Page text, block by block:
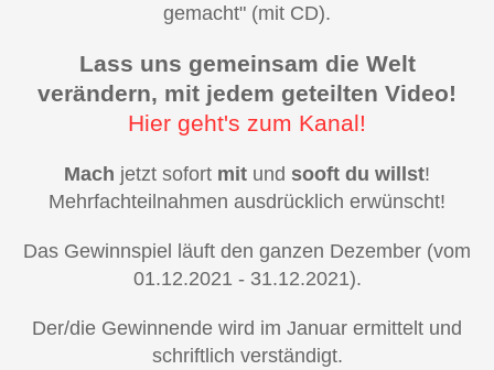
gemacht" (mit CD).
Lass uns gemeinsam die Welt
verändern, mit jedem geteilten Video!
Hier geht's zum Kanal!
Mach jetzt sofort mit und sooft du willst!
Mehrfachteilnahmen ausdrücklich erwünscht!
Das Gewinnspiel läuft den ganzen Dezember (vom
01.12.2021 - 31.12.2021).
Der/die Gewinnende wird im Januar ermittelt und
schriftlich verständigt.